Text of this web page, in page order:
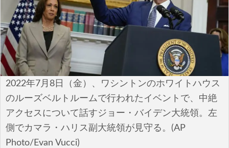
安全保障
ビジネス・経済
カルチャー
ポリシー
税制・予算
エネルギー・環境
2022年7月8日（金）、ワシントンのホワイトハウス
のルーズベルトルームで行われたイベントで、中絶
アクセスについて話すジョー・バイデン大統領。左
側でカマラ・ハリス副大統領が見守る。(AP
Photo/Evan Vucci)